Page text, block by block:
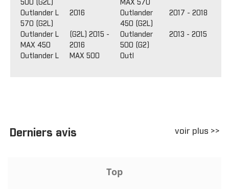
500 (G2L)
Outlander L
570 (G2L)
2016
Outlander L
MAX 450
(G2L) 2015 -
2016
Outlander L MAX 500
MAX 570
Outlander
450 (G2L)
2017 - 2018
Outlander
500 (G2)
2013 - 2015
Outl
Derniers avis voir plus >>
Top